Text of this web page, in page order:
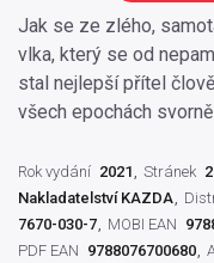
Jak se ze zlého,
vlka, který se od
stal nejlepší přítel
všech epochách
Rok vydání 2021 Stránek
Nakladatelství KAZDA
7670-030-7
MOBI EAN
PDF EAN 9788076700680